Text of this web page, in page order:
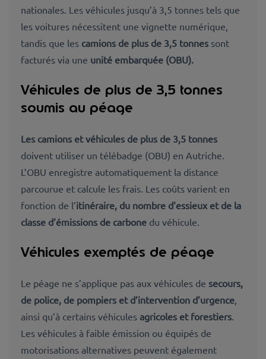
nationales. Les véhicules jusqu’à 3,5 tonnes tels que
les voitures nécessitent une vignette numérique,
tandis que les camions de plus de 3,5 tonnes sont
facturés via une unité embarquée (OBU).
Véhicules de plus de 3,5 tonnes
soumis au péage
Les camions et véhicules de plus de 3,5 tonnes
doivent utiliser un télébadge (OBU) en Autriche.
L’OBU enregistre automatiquement la distance
parcourue et calcule les frais. Les coûts varient en
fonction de l’itinéraire, du nombre d’essieux et de la
classe d’émissions de carbone du véhicule.
Véhicules exemptés de péage
Le péage ne s’applique pas aux véhicules de secours,
de police, de pompiers et d’intervention d’urgence
ainsi qu’à certains véhicules agricoles et forestiers
Les véhicules à faible émission ou équipés de
motorisations alternatives peuvent également